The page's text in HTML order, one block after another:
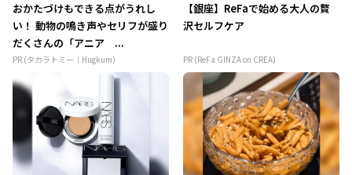
おかたづけもできる点がうれし
い！ 動物の鳴き声やセリフが盛り
だくさんの「アニア ...
PR (タカラトミー｜Hugkum)
【銀座】ReFaで始める大人の贅
沢セルフケア
PR (ReFa GINZA on CREA)